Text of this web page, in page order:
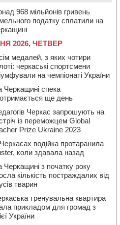
968 мільйонів гривень
податку сплатили на
2026, ЧЕТВЕР
медалей, з яких чотири
черкаські спортсмени
на чемпіонаті України
Черкащині спека
ще день
Черкас запрошують на
із переможцем Global
Prize Ukraine 2023
водійка протаранила
коли здавала назад
Черкащині з початку року
кількість постраждалих від
тварин
тренувальна квартира
прикладом для громад з
України